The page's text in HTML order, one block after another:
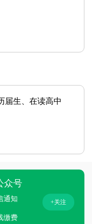
届生、在读高中
众号
通知
缴费
+关注